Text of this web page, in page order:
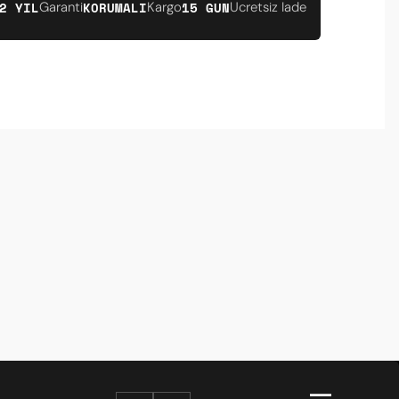
2 YILGarantiKORUMALIKargo15 GUNUcretsiz Iade